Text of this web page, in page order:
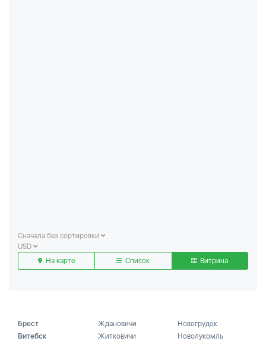
Сначала без сортировки
USD
На карте
Список Витрина
Брест
Витебск
Ждановичи
Житковичи
Новогрудок
Новолукомль